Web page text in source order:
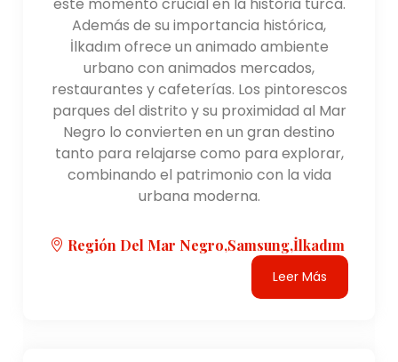
Además de su importancia histórica,
İlkadım ofrece un animado ambiente
urbano con animados mercados,
restaurantes y cafeterías. Los pintorescos
parques del distrito y su proximidad al Mar
Negro lo convierten en un gran destino
tanto para relajarse como para explorar,
combinando el patrimonio con la vida
urbana moderna.
Región Del Mar Negro,Samsung,İlkadım
Leer Más